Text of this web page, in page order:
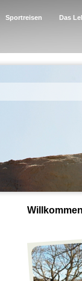
Sportreisen Das